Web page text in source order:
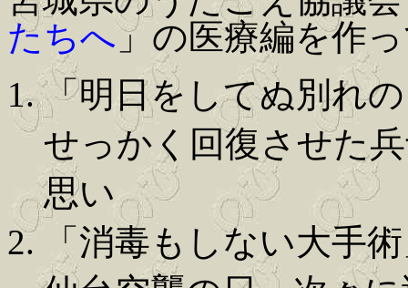
たちへ」の医療編を作
「明日をしてぬ別れ
せっかく回復させた
思い
「消毒もしない大手